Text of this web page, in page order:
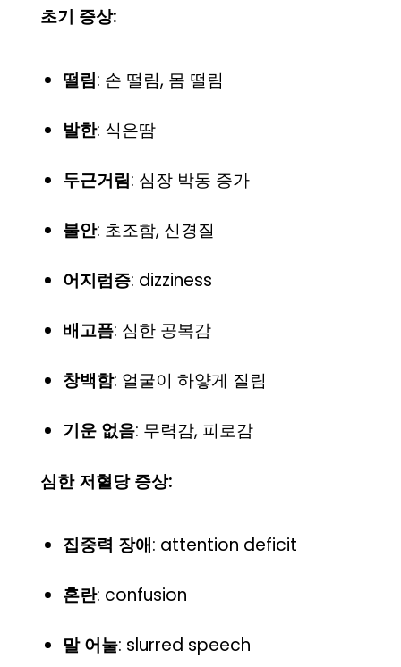
초기 증상:
떨림: 손 떨림, 몸 떨림
발한: 식은땀
두근거림: 심장 박동 증가
불안: 초조함, 신경질
어지럼증: dizziness
배고픔: 심한 공복감
창백함: 얼굴이 하얗게 질림
기운 없음: 무력감, 피로감
심한 저혈당 증상:
집중력 장애: attention deficit
혼란: confusion
말 어눌: slurred speech